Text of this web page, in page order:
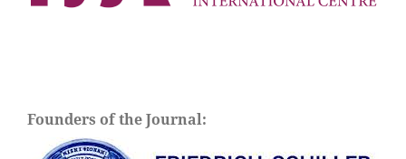
Founders of the Journal: